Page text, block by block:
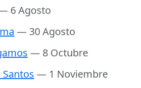
6 Agosto
— 30 Agosto
— 8 Octubre
Santos — 1 Noviembre